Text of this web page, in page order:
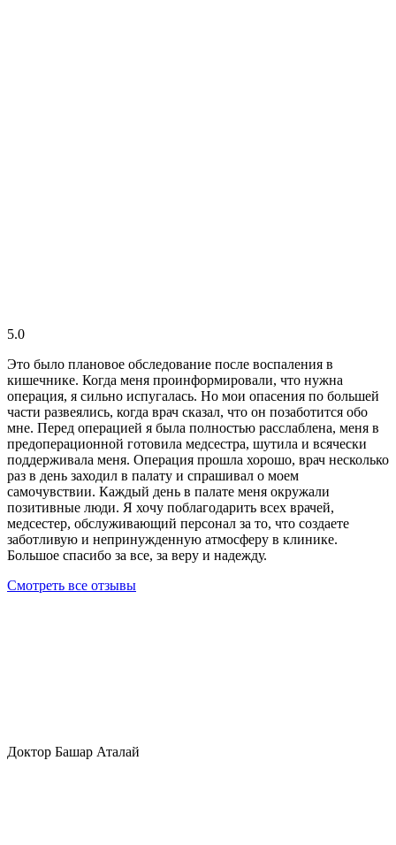
5.0
Это было плановое обследование после воспаления в
кишечнике. Когда меня проинформировали, что нужна
операция, я сильно испугалась. Но мои опасения по большей
части развеялись, когда врач сказал, что он позаботится обо
мне. Перед операцией я была полностью расслаблена, меня в
предоперационной готовила медсестра, шутила и всячески
поддерживала меня. Операция прошла хорошо, врач несколько
раз в день заходил в палату и спрашивал о моем
самочувствии. Каждый день в палате меня окружали
позитивные люди. Я хочу поблагодарить всех врачей,
медсестер, обслуживающий персонал за то, что создаете
заботливую и непринужденную атмосферу в клинике.
Большое спасибо за все, за веру и надежду.
Смотреть все отзывы
Доктор Башар Аталай